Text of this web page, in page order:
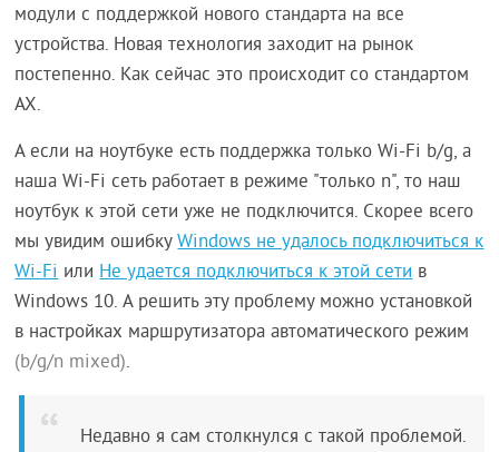
модули с поддержкой нового стандарта на все
устройства. Новая технология заходит на рынок
постепенно. Как сейчас это происходит со стандартом
AX.
А если на ноутбуке есть поддержка только Wi-Fi b/g, а
наша Wi-Fi сеть работает в режиме "только n", то наш
ноутбук к этой сети уже не подключится. Скорее всего
мы увидим ошибкуWindows не удалось подключиться к
Wi-FiилиНе удается подключиться к этой сетив
Windows 10. А решить эту проблему можно установкой
в настройках маршрутизатора автоматического режим
(b/g/n mixed).
Недавно я сам столкнулся с такой проблемой.